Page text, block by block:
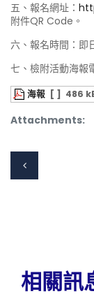
五、報名網址：
附件QR Code。
六、報名時間：即
七、檢附活動海報
Attachments:
海報 [ ] 486
相關訊